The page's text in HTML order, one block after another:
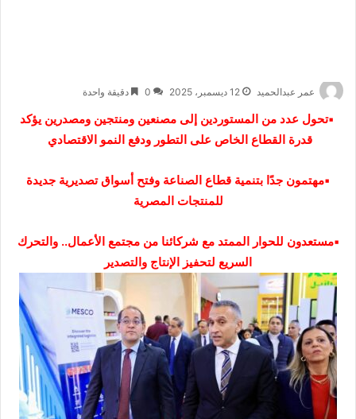
عمر عبدالحميد 12 ديسمبر، 2025 0 دقيقة واحدة
▪︎تحول عدد من المستوردين إلى مصنعين ومنتجين ومصدرين يؤكد
قدرة القطاع الخاص على التطور ودفع النمو الاقتصادي
▪︎مهتمون جدًا بتنمية قطاع الصناعة وفتح أسواق تصديرية جديدة
للمنتجات المصرية
▪︎مستعدون للحوار الممتد مع شركائنا من مجتمع الأعمال.. والتحرك
السريع لتحفيز الإنتاج والتصدير